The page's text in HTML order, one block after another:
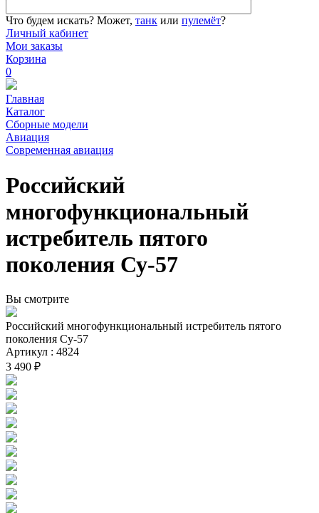
Что будем искать? Может, танк или пулемёт?
Личный кабинет
Мои заказы
Корзина
0
Главная
Каталог
Сборные модели
Авиация
Современная авиация
Российский
многофункциональный
истребитель пятого
поколения Су-57
Вы смотрите
Российский многофункциональный истребитель пятого
поколения Су-57
Артикул : 4824
3 490 ₽